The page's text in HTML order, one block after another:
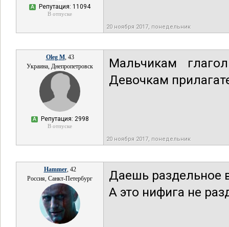
А Репутация: 11094
В отпуске
20 ноября 2017, понедельник
Oleg M, 43
Украина, Днепропетровск
А Репутация: 2998
В отпуске
Мальчикам
Девочкам
20 ноября 2017, понедельник
Hammer, 42
Россия, Санкт-Петербург
Даешь раздельное
А это нифига не